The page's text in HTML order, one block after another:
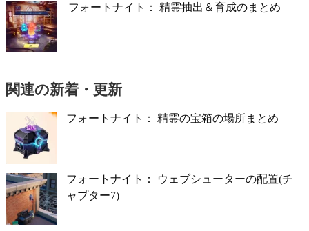
フォートナイト： 精霊抽出＆育成のまとめ
関連の新着・更新
フォートナイト： 精霊の宝箱の場所まとめ
フォートナイト： ウェブシューターの配置(チ
ャプター7)